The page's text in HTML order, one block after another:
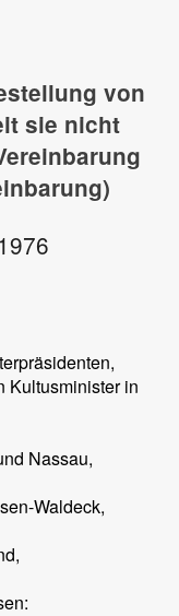
von
sie nicht
Kultusminister in
Nassau,
Waldeck,